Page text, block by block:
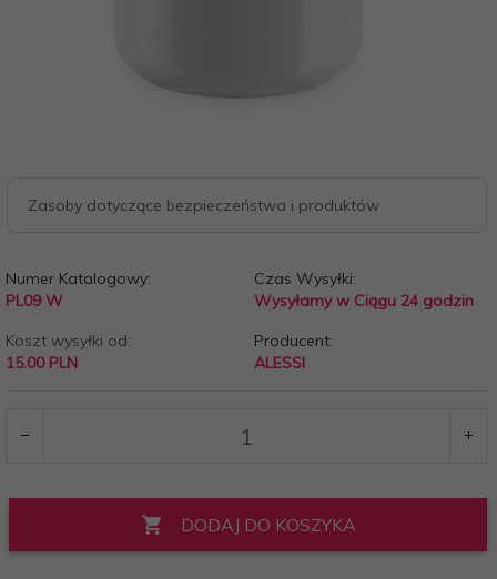
Zasoby dotyczące bezpieczeństwa i produktów
Numer Katalogowy:
PL09 W
Czas Wysyłki:
Wysyłamy w Ciągu 24 godzin
Koszt wysyłki od:
15.00 PLN
Producent:
ALESSI
DODAJ DO KOSZYKA